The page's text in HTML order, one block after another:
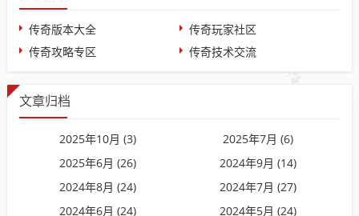
传奇版本大全
传奇玩家社区
传奇攻略专区
传奇技术交流
文章归档
2025年10月 (3)
2025年7月 (6)
2025年6月 (26)
2024年9月 (14)
2024年8月 (24)
2024年7月 (27)
2024年6月 (24)
2024年5月 (24)